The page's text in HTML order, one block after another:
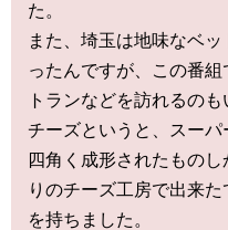
た。
また、埼玉は地味なベ
ったんですが、この番
トランなどを訪れるのも
チーズというと、スー
四角く成形されたもの
りのチーズ工房で出来
を持ちました。